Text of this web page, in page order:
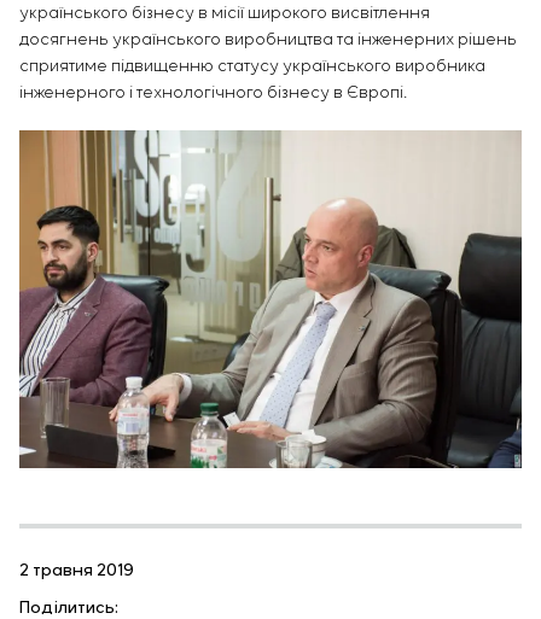
українського бізнесу в місії широкого висвітлення
досягнень українського виробництва та інженерних рішень
сприятиме підвищенню статусу українського виробника
інженерного і технологічного бізнесу в Європі.
2 травня 2019
Поділитись: